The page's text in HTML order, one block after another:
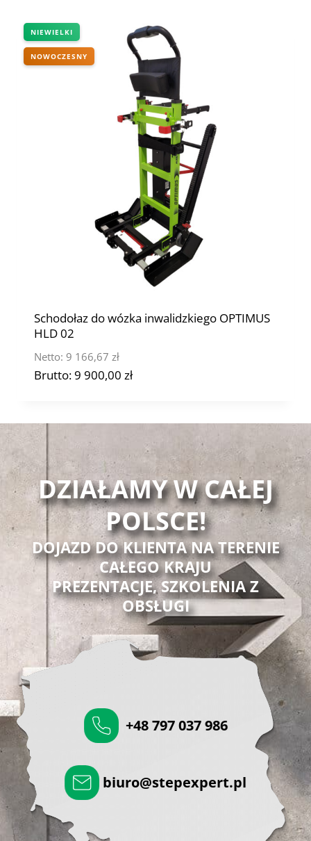
NIEWIELKI
NOWOCZESNY
Schodołaz do wózka inwalidzkiego OPTIMUS
HLD 02
Netto: 9 166,67 zł
Brutto:9 900,00 zł
DZIAŁAMY W CAŁEJ
POLSCE!
DOJAZD DO KLIENTA NA TERENIE
CAŁEGO KRAJU
PREZENTACJE, SZKOLENIA Z
OBSŁUGI
+48 797 037 986
biuro@stepexpert.pl